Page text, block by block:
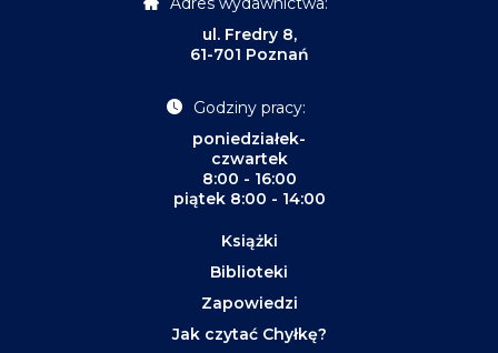
ul. Fredry 8,
61-701 Poznań
Godziny pracy:
poniedziałek-
czwartek
8:00 - 16:00
piątek 8:00 - 14:00
Książki
Biblioteki
Zapowiedzi
Jak czytać Chyłkę?